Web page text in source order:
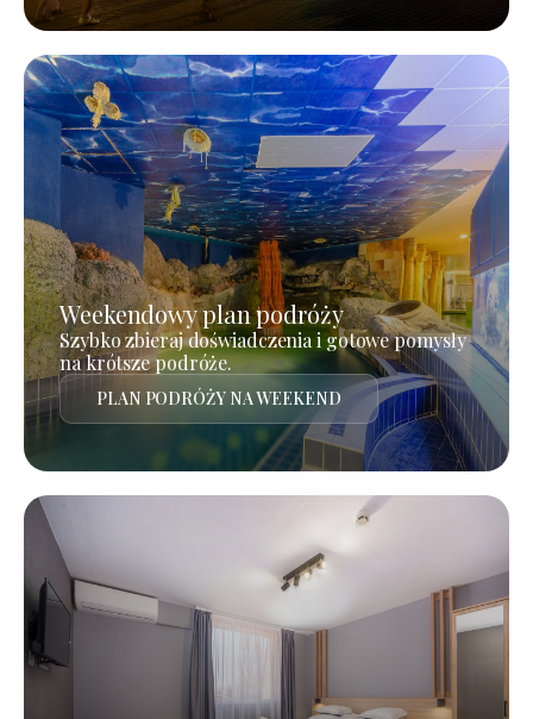
Weekendowy plan podróży
Szybko zbieraj doświadczenia i gotowe pomysły
na krótsze podróże.
PLAN PODRÓŻY NA WEEKEND